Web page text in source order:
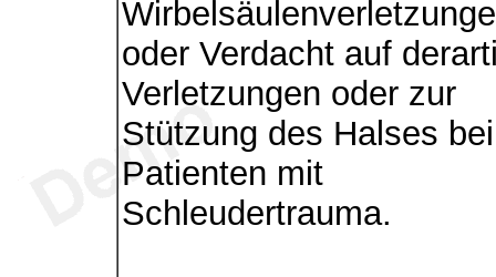
oder Verdacht auf
Verletzungen oder zur
Stützung des Halses bei
Patienten mit
Schleudertrauma.